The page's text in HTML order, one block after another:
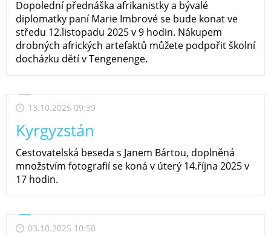
Dopolední přednáška afrikanistky a bývalé
diplomatky paní Marie Imbrové se bude konat ve
středu 12.listopadu 2025 v 9 hodin. Nákupem
drobných afrických artefaktů můžete podpořit školní
docházku dětí v Tengenenge.
13.10.2025 09:39
Kyrgyzstán
Cestovatelská beseda s Janem Bártou, doplněná
množstvím fotografií se koná v úterý 14.října 2025 v
17 hodin.
03.10.2025 10:50